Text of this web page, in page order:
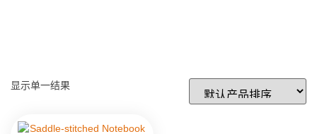
显示单一结果